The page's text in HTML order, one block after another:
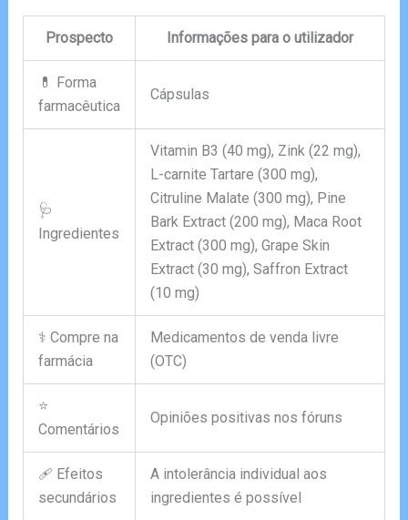
Prospecto Informações para o utilizador
💊 Forma
farmacêutica
Cápsulas
🩺
Ingredientes
Vitamin B3 (40 mg), Zink (22 mg),
L-carnite Tartare (300 mg),
Citruline Malate (300 mg), Pine
Bark Extract (200 mg), Maca Root
Extract (300 mg), Grape Skin
Extract (30 mg), Saffron Extract
(10 mg)
⚕️ Compre na
farmácia
Medicamentos de venda livre
(OTC)
⭐
Comentários
Opiniões positivas nos fóruns
🩹 Efeitos
secundários
A intolerância individual aos
ingredientes é possível